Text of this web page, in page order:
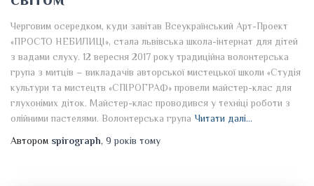
Черговим осередком, куди завітав Всеукраїнський Арт-Проект
«ПРОСТО НЕБИЛИЦІ», стала львівська школа-інтернат для дітей
з вадами слуху. 12 вересня 2017 року традиційна волонтерська
група з митців – викладачів авторської мистецької школи «Студія
культури та мистецтв «СПІРОГРАФ» провели майстер-клас для
глухонімих діток. Майстер-клас проводився у техніці роботи з
олійними пастелями. Волонтерська група Читати далі…
Автором spirograph, 9 років тому